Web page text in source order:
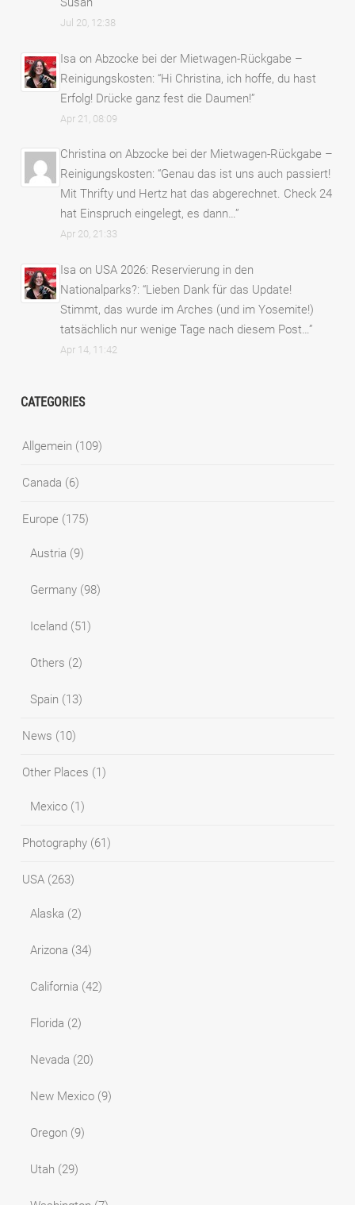
Jul 20, 12:38
Isa onAbzocke bei der Mietwagen-Rückgabe –
Reinigungskosten: “Hi Christina, ich hoffe, du hast
Erfolg! Drücke ganz fest die Daumen!”
Apr 21, 08:09
Christina onAbzocke bei der Mietwagen-Rückgabe –
Reinigungskosten: “Genau das ist uns auch passiert!
Mit Thrifty und Hertz hat das abgerechnet. Check 24
hat Einspruch eingelegt, es dann…”
Apr 20, 21:33
Isa on USA 2026: Reservierung in den
Nationalparks?: “Lieben Dank für das Update!
Stimmt, das wurde im Arches (und im Yosemite!)
tatsächlich nur wenige Tage nach diesem Post…”
Apr 14, 11:42
CATEGORIES
Allgemein (109)
Canada (6)
Europe (175)
Austria (9)
Germany (98)
Iceland (51)
Others (2)
Spain (13)
News (10)
Other Places (1)
Mexico (1)
Photography (61)
USA (263)
Alaska (2)
Arizona (34)
California (42)
Florida (2)
Nevada (20)
New Mexico (9)
Oregon (9)
Utah (29)